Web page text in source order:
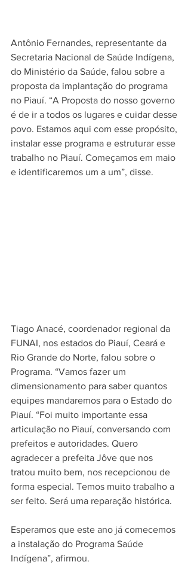
Antônio Fernandes, representante da
Secretaria Nacional de Saúde Indígena,
do Ministério da Saúde, falou sobre a
proposta da implantação do programa
no Piauí. “A Proposta do nosso governo
é de ir a todos os lugares e cuidar desse
povo. Estamos aqui com esse propósito,
instalar esse programa e estruturar esse
trabalho no Piauí. Começamos em maio
e identificaremos um a um”, disse.
Tiago Anacé, coordenador regional da
FUNAI, nos estados do Piauí, Ceará e
Rio Grande do Norte, falou sobre o
Programa. “Vamos fazer um
dimensionamento para saber quantos
equipes mandaremos para o Estado do
Piauí. “Foi muito importante essa
articulação no Piauí, conversando com
prefeitos e autoridades. Quero
agradecer a prefeita Jôve que nos
tratou muito bem, nos recepcionou de
forma especial. Temos muito trabalho a
ser feito. Será uma reparação histórica.
Esperamos que este ano já comecemos
a instalação do Programa Saúde
Indígena”, afirmou.